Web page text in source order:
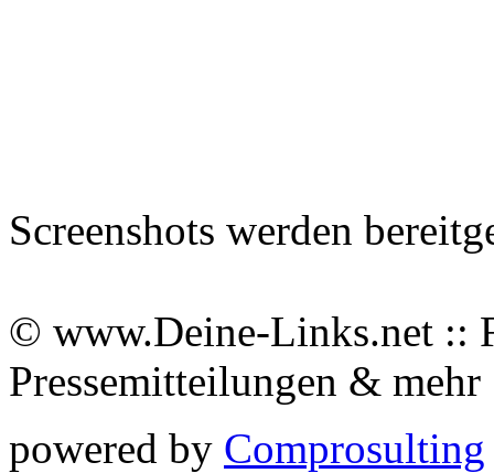
Screenshots werden
© www.Deine-Links.net ::
Pressemitteilungen &
powered by Comprosulting